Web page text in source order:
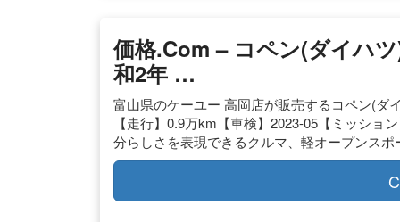
価格.com – コペン(ダイハ
和2年 …
富山県のケーユー 高岡店が販売するコペン(ダ
【走行】0.9万km【車検】2023-05【ミッショ
分らしさを表現できるクルマ、軽オープンス